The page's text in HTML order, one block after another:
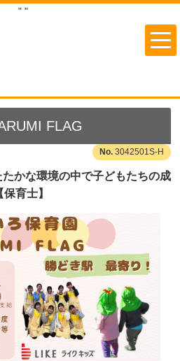
" "
FLAG
3042501S-H
たかな環境の中で子どもたちの成
育士】